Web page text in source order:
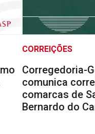
CORREIÇÕES
Corregedoria-
comunica
comarcas de
Bernardo do